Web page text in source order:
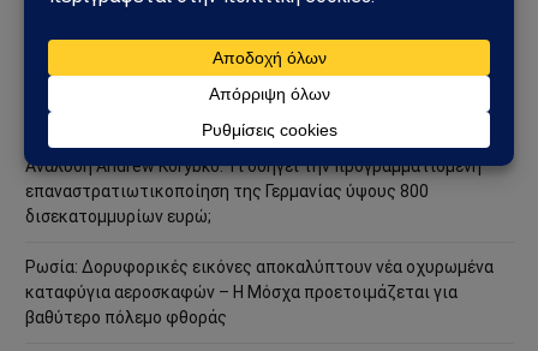
ΗΠΑ – Ιράν: Νέος γύρος αμερικανικών βομβαρδισμών μετά την
ιρανική πυραυλική επίθεση – Η Μέση Ανατολή εισέρχεται σε
ακόμη πιο επικίνδυνη φάση
Ανάλυση Andrew Korybko: Τι οδηγεί την προγραμματισμένη
επαναστρατιωτικοποίηση της Γερμανίας ύψους 800
δισεκατομμυρίων ευρώ;
Ρωσία: Δορυφορικές εικόνες αποκαλύπτουν νέα οχυρωμένα
καταφύγια αεροσκαφών – Η Μόσχα προετοιμάζεται για
βαθύτερο πόλεμο φθοράς